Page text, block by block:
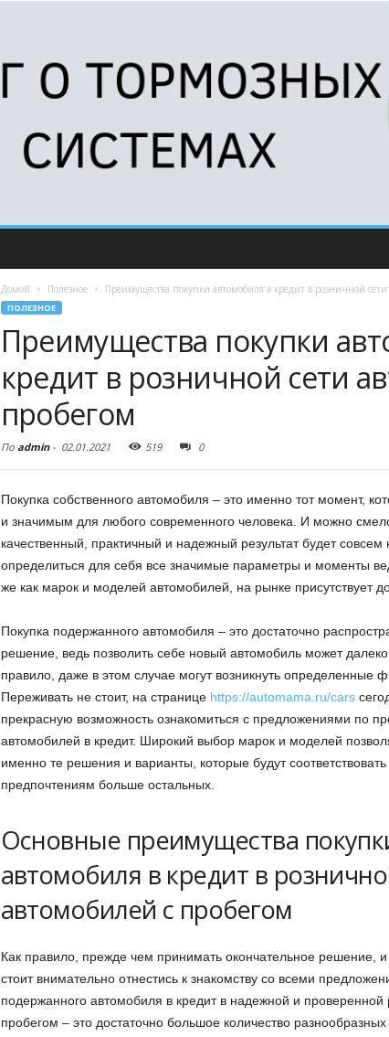
Домой Полезное Преимущества покупки автомобиля в кредит в розничной
ПОЛЕЗНОЕ
Преимущества покупки
кредит в розничной сети
пробегом
По admin- 02.01.2021 519 0
Покупка собственного автомобиля – это именно тот момент,
и значимым для любого современного человека. И можно
качественный, практичный и надежный результат будет
определиться для себя все значимые параметры и моменты
же как марок и моделей автомобилей, на рынке присутствует
Покупка подержанного автомобиля – это достаточно
решение, ведь позволить себе новый автомобиль может
правило, даже в этом случае могут возникнуть определенные
Переживать не стоит, на странице https://automama.ru/cars
прекрасную возможность ознакомиться с предложениями по
автомобилей в кредит. Широкий выбор марок и моделей
именно те решения и варианты, которые будут
предпочтениям больше остальных.
Основные преимущества
автомобиля в кредит в
автомобилей с пробегом
Как правило, прежде чем принимать окончательное решение,
стоит внимательно отнестись к знакомству со всеми
подержанного автомобиля в кредит в надежной и проверенной
пробегом – это достаточно большое количество